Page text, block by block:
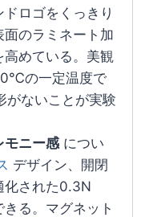
ロゴをくっきり
面のラミネート加
めている。美観
の一定温度で
がないことが実験
モニー感につい
デザイン、開閉
化された0.3N
る。マグネット